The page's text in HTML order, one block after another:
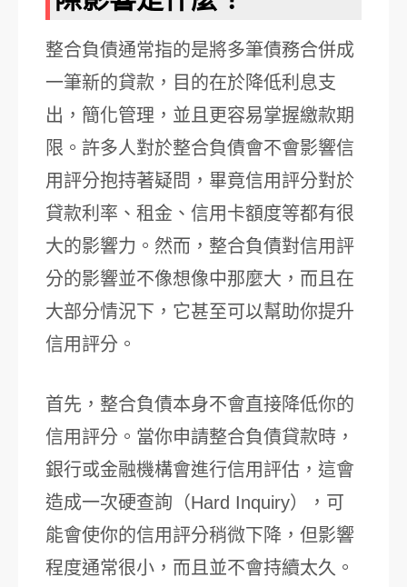
整合負債通常指的是將多筆債務合併成
一筆新的貸款，目的在於降低利息支
出，簡化管理，並且更容易掌握繳款期
限。許多人對於整合負債會不會影響信
用評分抱持著疑問，畢竟信用評分對於
貸款利率、租金、信用卡額度等都有很
大的影響力。然而，整合負債對信用評
分的影響並不像想像中那麼大，而且在
大部分情況下，它甚至可以幫助你提升
信用評分。
首先，整合負債本身不會直接降低你的
信用評分。當你申請整合負債貸款時，
銀行或金融機構會進行信用評估，這會
造成一次硬查詢（Hard Inquiry），可
能會使你的信用評分稍微下降，但影響
程度通常很小，而且並不會持續太久。